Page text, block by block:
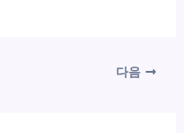
다음